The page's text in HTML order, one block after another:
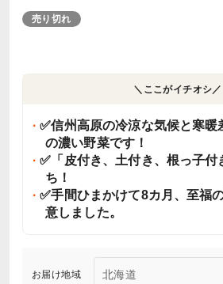
売り切れ
＼ここがイチオシ／
✅信州高原の冷涼な気候と寒暖
の濃い野菜です！
✅「皮付き、土付き、根っ子付
ち！
✅手間ひまかけて8カ月、至福
意しました。
お届け地域